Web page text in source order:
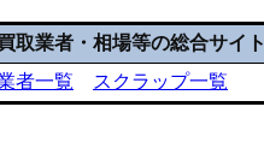
取業者・相場等の総合サイト
者一覧 スクラップ一覧